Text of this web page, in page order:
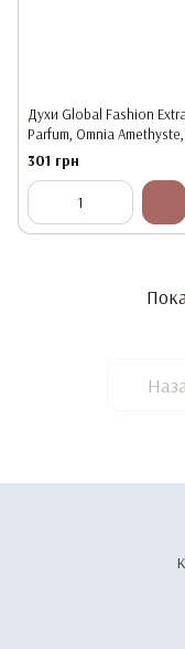
Духи Global Fashion
Parfum, Omnia
301 грн